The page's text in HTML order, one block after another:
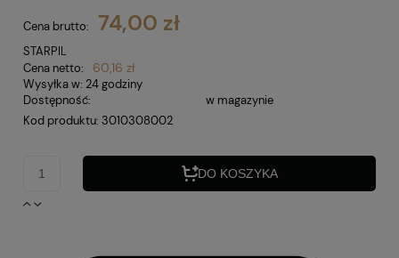
Cena brutto: 74,00 zł
STARPIL
Cena netto:
60,16 zł
Wysyłka w: 24 godziny
Dostępność:
w magazynie
Kod produktu: 3010308002
DO KOSZYKA